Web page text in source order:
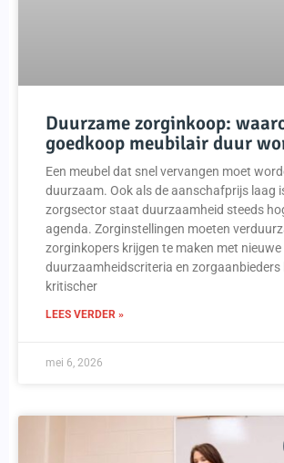
Duurzame zorginkoop:
goedkoop meubilair duur
Een meubel dat snel vervangen moet
duurzaam. Ook als de aanschafprijs laag
zorgsector staat duurzaamheid steeds
agenda. Zorginstellingen moeten
zorginkopers krijgen te maken met nieuwe
duurzaamheidscriteria en zorgaanbieders
kritischer
LEES VERDER »
mei 6, 2026